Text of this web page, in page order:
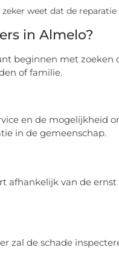
weet dat de reparatie
in Almelo?
beginnen met zoeken
of familie.
en de mogelijkheid
in de gemeenschap.
afhankelijk van de ernst
zal de schade